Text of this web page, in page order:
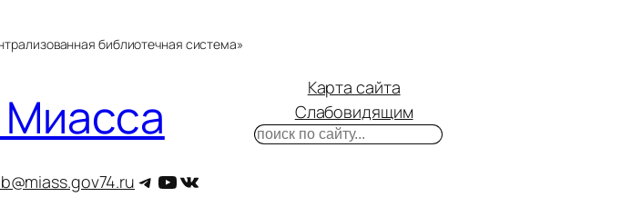
библиотечная система»
Telegram
YouTube
ВКонтакте
Карта сайта
Слабовидящим
Поиск